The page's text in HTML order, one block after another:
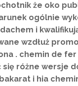
że oko
ogólnie
dachem i
wzdłuż
. chemin de fer
się różne wersje
i hia